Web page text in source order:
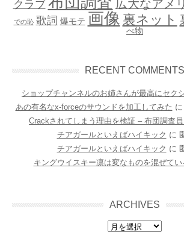
クラブ 広大なアメ
での恥 歌詞 爆モテ 画像 裏ネット
べ物
RECENT COMMENTS
ショップチャンネルのお姉さんが最高にセク
あの有名なx-forceのサウンドを加工してみた に
Crackされてしまう理由を検証 – 布団調査
チアガールといえばハイキック に
チアガールといえばハイキック に
キングウイスキー凛は変なものを混ぜてい
ARCHIVES
archives